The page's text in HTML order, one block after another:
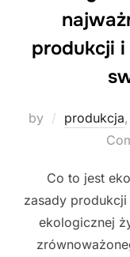
produkcji
by produkcja,
Co to jest
zasady
ekologicznej